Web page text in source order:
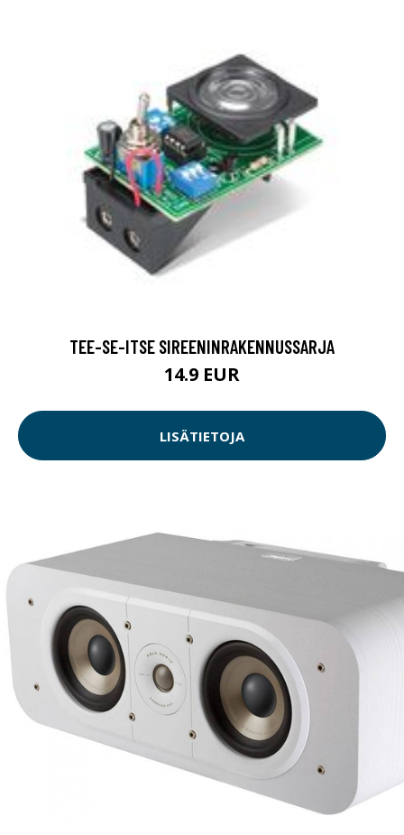
TEE-SE-ITSE SIREENINRAKENNUSSARJA
14.9 EUR
LISÄTIETOJA